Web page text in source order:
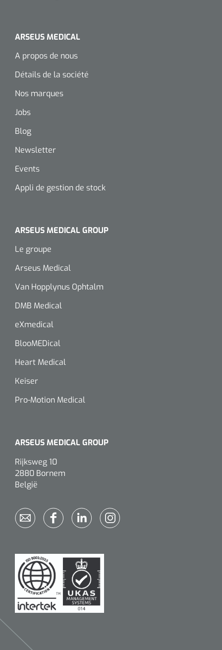
ARSEUS MEDICAL
A propos de nous
Détails de la société
Nos marques
Jobs
Blog
Newsletter
Events
Appli de gestion de stock
ARSEUS MEDICAL GROUP
Le groupe
Arseus Medical
Van Hopplynus Ophtalm
DMB Medical
eXmedical
BlooMEDical
Heart Medical
Keiser
Pro-Motion Medical
ARSEUS MEDICAL GROUP
Rijksweg 10
2880 Bornem
België